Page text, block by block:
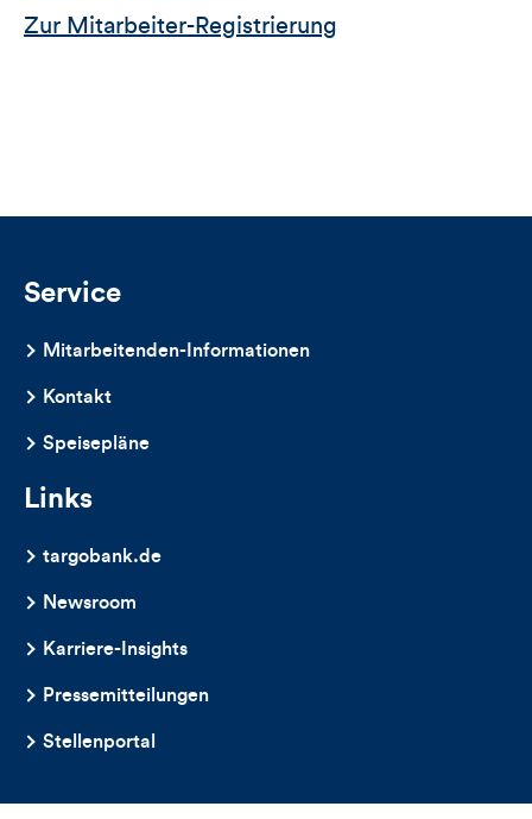
Zur Mitarbeiter-Registrierung
Service
Mitarbeitenden-Informationen
Kontakt
Speisepläne
Links
targobank.de
Newsroom
Karriere-Insights
Pressemitteilungen
Stellenportal